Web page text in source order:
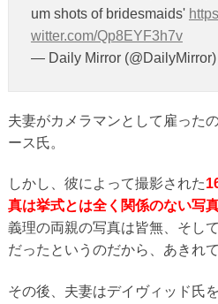
um shots of bridesmaids'
witter.com/Qp8EYF3h7v
— Daily Mirror (@DailyMirror)
夫妻がカメラマンとして雇った
ース氏。
しかし、彼によって撮影された
真は挙式とは全く関係のない写
義理の両親の写真は皆無、そし
だったというのだから、あきれ
その後、夫妻はデイヴィッド氏